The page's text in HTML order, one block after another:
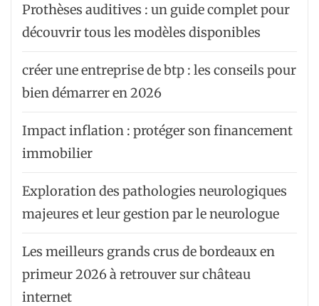
Prothèses auditives : un guide complet pour
découvrir tous les modèles disponibles
créer une entreprise de btp : les conseils pour
bien démarrer en 2026
Impact inflation : protéger son financement
immobilier
Exploration des pathologies neurologiques
majeures et leur gestion par le neurologue
Les meilleurs grands crus de bordeaux en
primeur 2026 à retrouver sur château
internet